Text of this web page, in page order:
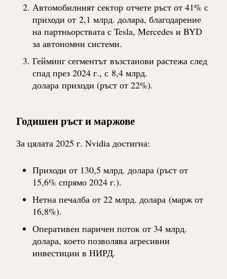
Автомобилният секторотчете ръст от 41% с
приходи от 2,1 млрд. долара, благодарение
на партньорствата с Tesla, Mercedes и BYD
за автономни системи.
Гейминг сегментътвъзстанови растежа след
спад през 2024 г., с 8,4 млрд.
долараприходи (ръст от 22%).
Годишен ръст и маржове
За цялата 2025 г. Nvidia достигна:
Приходи от 130,5 млрд. долара(ръст от
15,6% спрямо 2024 г.).
Нетна печалба от 22 млрд. долара(марж от
16,8%).
Оперативен паричен поток от 34 млрд.
долара, което позволява агресивни
инвестиции в НИРД.